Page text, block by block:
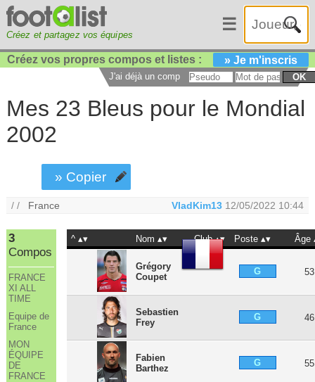
Créez et partagez vos équipes
☰
Créez vos propres compos et listes : » Je m'inscris
J'ai déjà un compte : OK
Mes 23 Bleus pour le Mondial
2002
» Copier
/ / France VladKim13 12/05/2022 10:44
3
Compos
FRANCE
XI ALL
TIME
Equipe de
France
MON
ÉQUIPE
DE
FRANCE
^ Nom Club Poste Âge
Grégory
Coupet
G 53
Sebastien
Frey
G 46
Fabien
Barthez
G 55